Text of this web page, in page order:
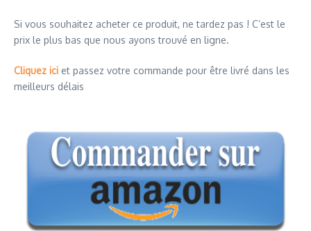
Si vous souhaitez acheter ce produit, ne tardez pas ! C’est le
prix le plus bas que nous ayons trouvé en ligne.
Cliquez ici et passez votre commande pour être livré dans les
meilleurs délais